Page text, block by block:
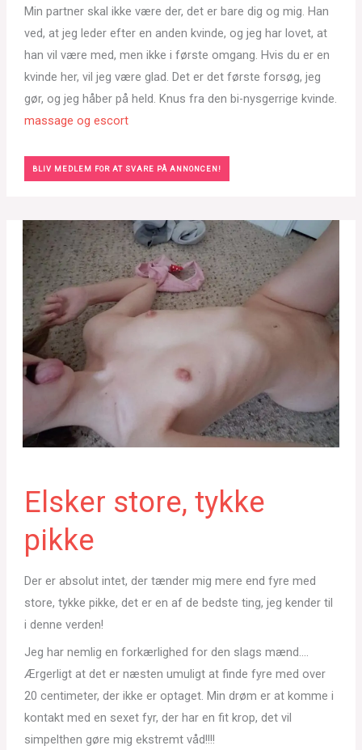
Min partner skal ikke være der, det er bare dig og mig. Han
ved, at jeg leder efter en anden kvinde, og jeg har lovet, at
han vil være med, men ikke i første omgang. Hvis du er en
kvinde her, vil jeg være glad. Det er det første forsøg, jeg
gør, og jeg håber på held. Knus fra den bi-nysgerrige kvinde.
massage og escort
BLIV MEDLEM FOR AT SVARE PÅ ANNONCEN!
Elsker store, tykke
pikke
Der er absolut intet, der tænder mig mere end fyre med
store, tykke pikke, det er en af de bedste ting, jeg kender til
i denne verden!
Jeg har nemlig en forkærlighed for den slags mænd….
Ærgerligt at det er næsten umuligt at finde fyre med over
20 centimeter, der ikke er optaget. Min drøm er at komme i
kontakt med en sexet fyr, der har en fit krop, det vil
simpelthen gøre mig ekstremt våd!!!!